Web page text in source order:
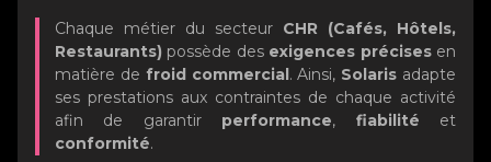
Chaque métier du secteur CHR (Cafés, Hôtels,
Restaurants) possède des exigences précisesen
matière de froid commercial. Ainsi, Solaris adapte
ses prestations aux contraintes de chaque activité
afin de garantir performance, fiabilité et
conformité.